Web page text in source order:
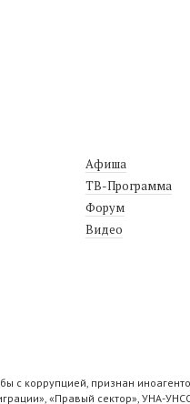
Афиша
ТВ-Программа
Форум
Видео
коррупцией, признан
«Правый сектор», УНА-